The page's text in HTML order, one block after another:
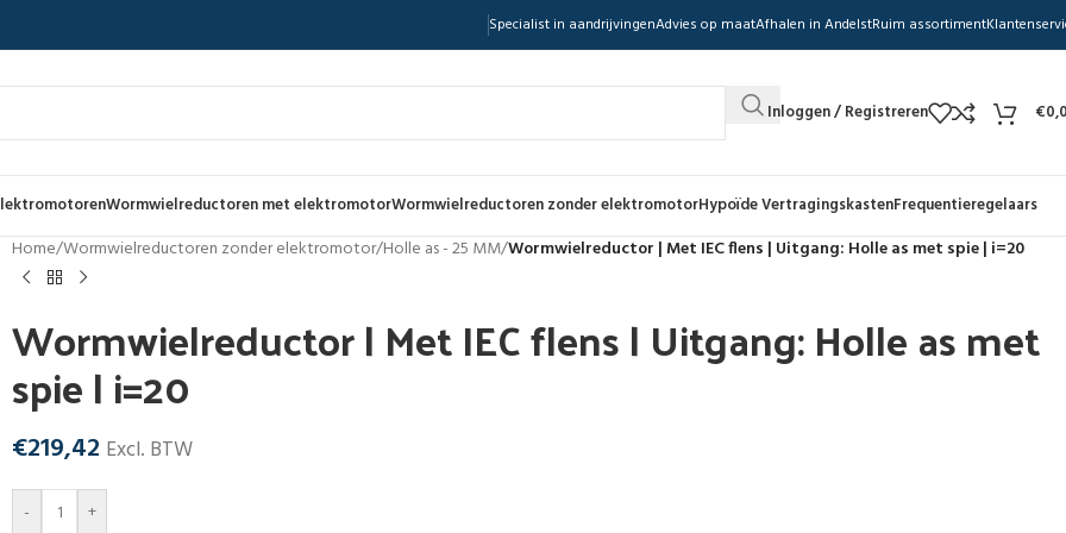
Specialist in aandrijvingenAdvies op maatAfhalen in AndelstRuim assortiment
Inloggen / Registreren €
Wormwielreductoren met elektromotorWormwielreductoren zonder elektromotorHypoïde VertragingskastenFrequentieregelaars
Home/Wormwielreductoren zonder elektromotor/Holle as - 25 MM/Wormwielreductor | Met IEC flens | Uitgang: Holle as met spie | i=20
Wormwielreductor | Met IEC flens | Uitgang: Holle as met
spie | i=20
€219,42 Excl. BTW
- +